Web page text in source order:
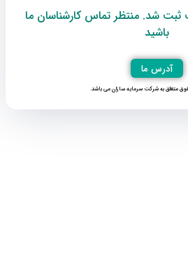
ثبت شد. منتظر تماس کارشناسان ما
باشید
آدرس ما
متعلق به شرکت سرمایه سازان می باشد.